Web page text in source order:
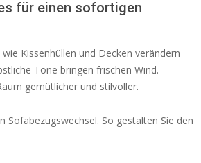
für einen sofortigen
wie Kissenhüllen und Decken verändern
Töne bringen frischen Wind.
gemütlicher und stilvoller.
Sofabezugswechsel. So gestalten Sie den